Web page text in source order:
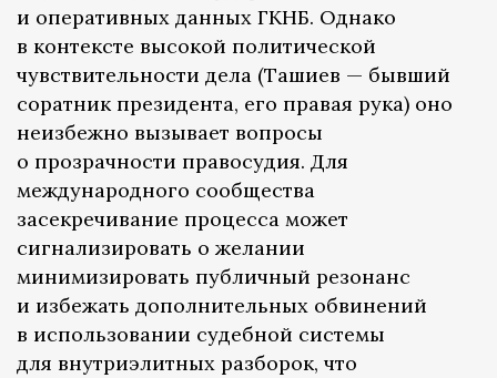
и оперативных данных ГКНБ. Однако
в контексте высокой политической
чувствительности дела (Ташиев — бывший
соратник президента, его правая рука) оно
неизбежно вызывает вопросы
о прозрачности правосудия. Для
международного сообщества
засекречивание процесса может
сигнализировать о желании
минимизировать публичный резонанс
и избежать дополнительных обвинений
в использовании судебной системы
для внутриэлитных разборок, что